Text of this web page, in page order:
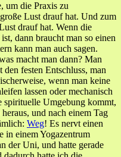
um die Praxis zu
Lust drauf hat. Und zum
drauf hat. Wenn die
dann braucht man so einen
kann man auch sagen.
macht man dann? Man
den festen Entschluss, man
wenn man keine
lassen oder mechanisch
spirituelle Umgebung kommt,
und nach einem Tag
Weg! Es nervt einen
in einem Yogazentrum
der Uni, und hatte gerade